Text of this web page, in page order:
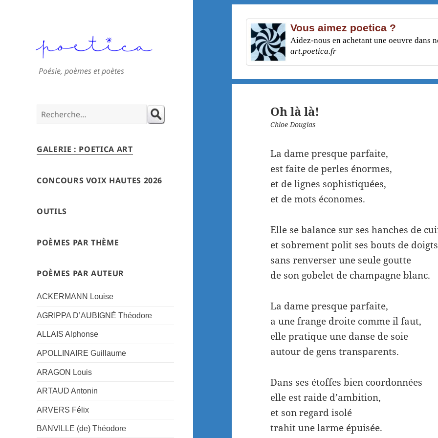
Poésie, poèmes et poètes
Search
for:
GALERIE : POETICA ART
CONCOURS VOIX HAUTES 2026
OUTILS
POÈMES PAR THÈME
POÈMES PAR AUTEUR
ACKERMANN Louise
AGRIPPA D’AUBIGNÉ Théodore
ALLAIS Alphonse
APOLLINAIRE Guillaume
ARAGON Louis
ARTAUD Antonin
ARVERS Félix
BANVILLE (de) Théodore
Vous aimez poetica ?
Aidez-nous en achetant une oeuvre dans
art.poetica.fr
Oh là là!
Chloe Douglas
La dame presque parfaite,
est faite de perles énormes,
et de lignes sophistiquées,
et de mots économes.
Elle se balance sur ses hanches de
et sobrement polit ses bouts de
sans renverser une seule goutte
de son gobelet de champagne blanc.
La dame presque parfaite,
a une frange droite comme il faut,
elle pratique une danse de soie
autour de gens transparents.
Dans ses étoffes bien coordonnées
elle est raide d’ambition,
et son regard isolé
trahit une larme épuisée.